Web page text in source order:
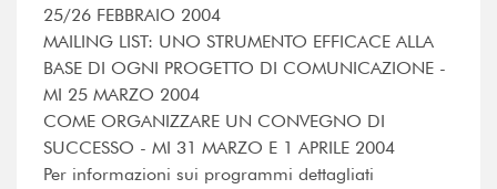
25/26 FEBBRAIO 2004
MAILING LIST: UNO STRUMENTO EFFICACE ALLA
BASE DI OGNI PROGETTO DI COMUNICAZIONE -
MI 25 MARZO 2004
COME ORGANIZZARE UN CONVEGNO DI
SUCCESSO - MI 31 MARZO E 1 APRILE 2004
Per informazioni sui programmi dettagliati